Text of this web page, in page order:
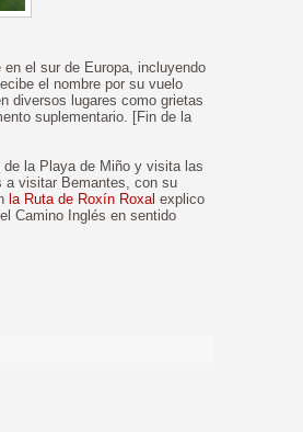
en el sur de Europa, incluyendo
el nombre por su vuelo
diversos lugares como grietas
suplementario. [Fin de la
la Playa de Miño y visita las
a visitar Bemantes, con su
la Ruta de Roxín Roxal explico
Camino Inglés en sentido